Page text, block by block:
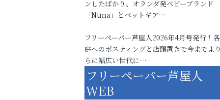
ンしたばかり、オランダ発ベビーブランド
「Nuna」とペットギア…
フリーペーパー芦屋人2026年4月号発行！
庭へのポスティングと店頭置きで今までよ
らに幅広い世代に…
フリーペーパー芦屋人
WEB